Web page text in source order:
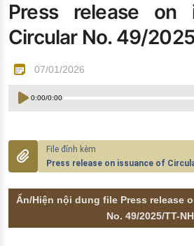
Đào tạo ISO
Press release on
Circular No. 49/
07/01/2026
0:00/0:00
Press release on issuance of
Ẩn/Hiện nội dung file Press release
No. 49/2025/TT-